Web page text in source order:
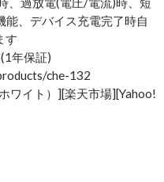
能、デバイス充電完了時自
す
年保証)
che-132
ワイト）][楽天市場][Yahoo!